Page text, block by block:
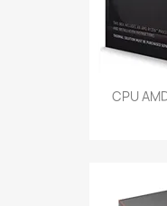
CPU